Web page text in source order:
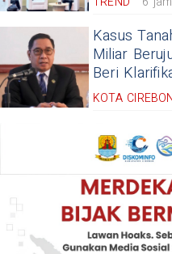
Kasus
Miliar
Beri
KOTA